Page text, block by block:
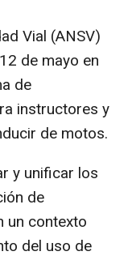
Vial (ANSV)
de mayo en
de
instructores y
de motos.
y unificar los
de
un contexto
del uso de